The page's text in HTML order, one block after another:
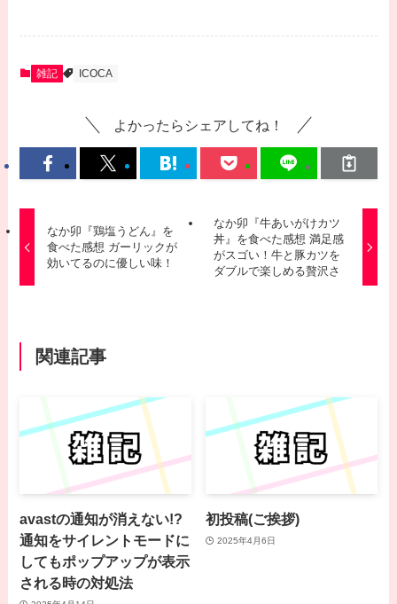
雑記 ICOCA
よかったらシェアしてね！
なか卯『鶏塩うどん』を
食べた感想 ガーリックが
効いてるのに優しい味！
なか卯『牛あいがけカツ
丼』を食べた感想 満足感
がスゴい！牛と豚カツを
ダブルで楽しめる贅沢さ
関連記事
avastの通知が消えない!?
通知をサイレントモードに
してもポップアップが表示
される時の対処法
初投稿(ご挨拶)
2025年4月6日